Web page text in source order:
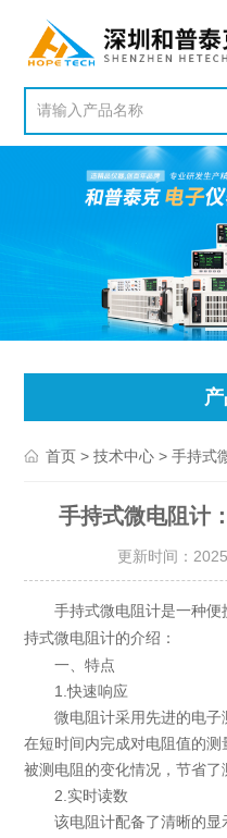
首页 >技术中心 > 手持式
手持式微电阻计
更新时间：
手持式微电阻计是一种便
持式微电阻计的介绍：
一、特点
1.快速响应
微电阻计采用先进的电子
在短时间内完成对电阻值的
被测电阻的变化情况，节省了
2.实时读数
该电阻计配备了清晰的显